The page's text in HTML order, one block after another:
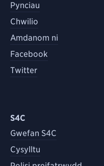
Pynciau
Chwilio
Amdanom ni
Facebook
Twitter
S4C
Gwefan S4C
Cysylltu